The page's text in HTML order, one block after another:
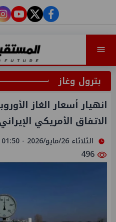
facebook
twitter
بترول وغاز
انهيار أسعار الغاز
الاتفاق الأمريكي
الثلاثاء 26/مايو/2026 - 01:50 ص